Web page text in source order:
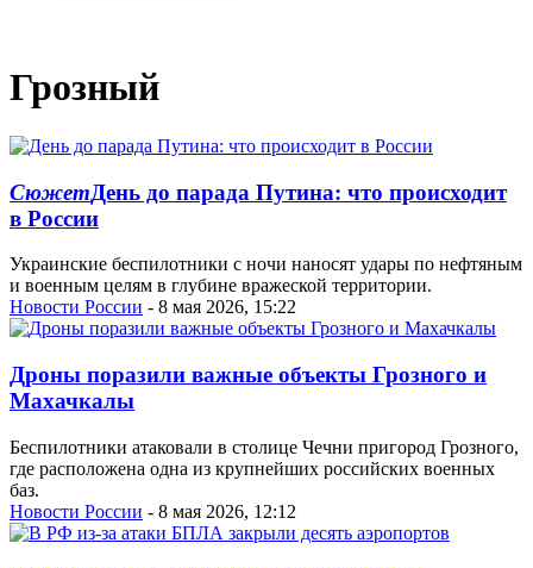
Грозный
СюжетДень до парада Путина: что происходит
в России
Украинские беспилотники с ночи наносят удары по нефтяным
и военным целям в глубине вражеской территории.
Новости России - 8 мая 2026, 15:22
Дроны поразили важные объекты Грозного и
Махачкалы
Беспилотники атаковали в столице Чечни пригород Грозного,
где расположена одна из крупнейших российских военных
баз.
Новости России - 8 мая 2026, 12:12